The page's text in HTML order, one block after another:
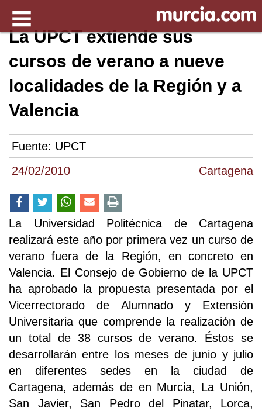
24/02/2010 Cartagena
La UPCT extiende sus
cursos de verano a nueve
localidades de la Región y a
Valencia
Fuente: UPCT
La Universidad Politécnica de Cartagena
realizará este año por primera vez un curso de
verano fuera de la Región, en concreto en
Valencia. El Consejo de Gobierno de la UPCT
ha aprobado la propuesta presentada por el
Vicerrectorado de Alumnado y Extensión
Universitaria que comprende la realización de
un total de 38 cursos de verano. Éstos se
desarrollarán entre los meses de junio y julio
en diferentes sedes en la ciudad de
Cartagena, además de en Murcia, La Unión,
San Javier, San Pedro del Pinatar, Lorca,